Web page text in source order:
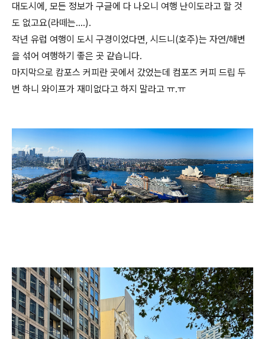
대도시에, 모든 정보가 구글에 다 나오니 여행 난이도라고 할 것
도 없고요(라떼는….).
작년 유럽 여행이 도시 구경이었다면, 시드니(호주)는 자연/해변
을 섞어 여행하기 좋은 곳 같습니다.
마지막으로 캄포스 커피란 곳에서 갔었는데 컴포즈 커피 드립 두
번 하니 와이프가 재미없다고 하지 말라고 ㅠ.ㅠ